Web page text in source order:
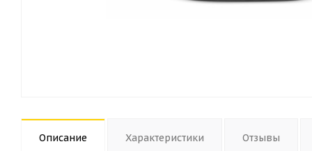
Описание Характеристики Отзывы